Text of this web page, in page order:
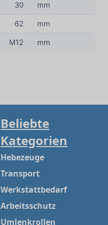
30 mm
62 mm
M12 mm
Beliebte
Kategorien
Hebezeuge
Transport
Werkstattbedarf
Arbeitsschutz
Umlenkrollen